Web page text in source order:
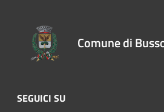
Comune di
SEGUICI SU